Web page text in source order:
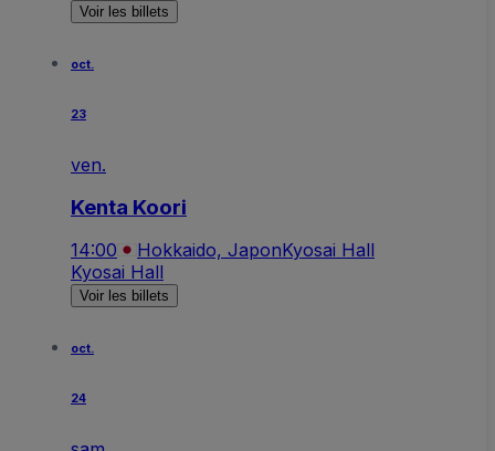
Voir les billets
oct.
23
ven.
Kenta Koori
14:00 Hokkaido, JaponKyosai Hall
Kyosai Hall
Voir les billets
oct.
24